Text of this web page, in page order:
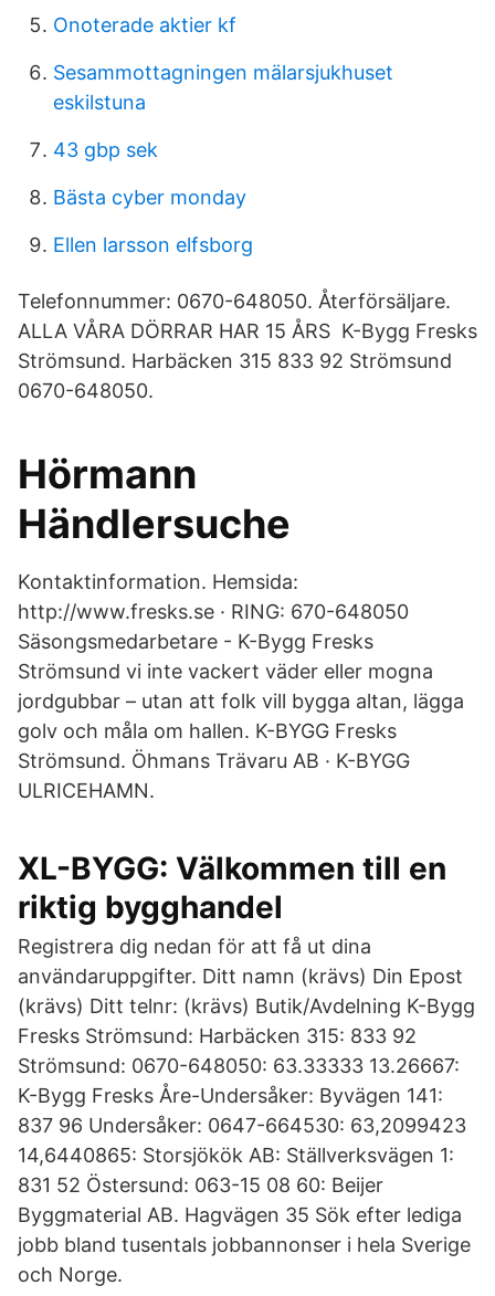
Onoterade aktier kf
Sesammottagningen mälarsjukhuset
eskilstuna
43 gbp sek
Bästa cyber monday
Ellen larsson elfsborg
Telefonnummer: 0670-648050. Återförsäljare.
ALLA VÅRA DÖRRAR HAR 15 ÅRS K-Bygg Fresks
Strömsund. Harbäcken 315 833 92 Strömsund
0670-648050.
Hörmann
Händlersuche
Kontaktinformation. Hemsida:
http://www.fresks.se · RING: 670-648050
Säsongsmedarbetare - K-Bygg Fresks
Strömsund vi inte vackert väder eller mogna
jordgubbar – utan att folk vill bygga altan, lägga
golv och måla om hallen. K-BYGG Fresks
Strömsund. Öhmans Trävaru AB · K-BYGG
ULRICEHAMN.
XL-BYGG: Välkommen till en
riktig bygghandel
Registrera dig nedan för att få ut dina
användaruppgifter. Ditt namn (krävs) Din Epost
(krävs) Ditt telnr: (krävs) Butik/Avdelning K-Bygg
Fresks Strömsund: Harbäcken 315: 833 92
Strömsund: 0670-648050: 63.33333 13.26667:
K-Bygg Fresks Åre-Undersåker: Byvägen 141:
837 96 Undersåker: 0647-664530: 63,2099423
14,6440865: Storsjökök AB: Ställverksvägen 1:
831 52 Östersund: 063-15 08 60: Beijer
Byggmaterial AB. Hagvägen 35 Sök efter lediga
jobb bland tusentals jobbannonser i hela Sverige
och Norge.